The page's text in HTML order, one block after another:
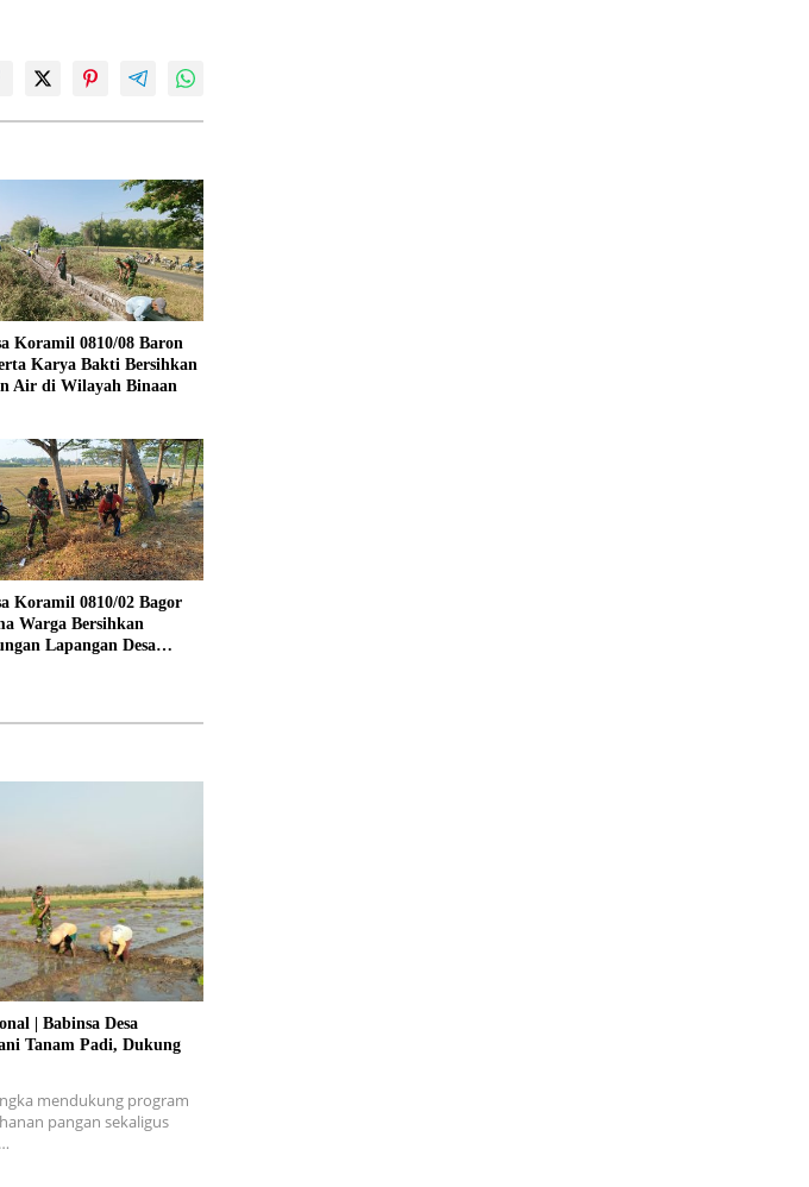
Koramil 0810/08 Baron
Karya Bakti Bersihkan
Air di Wilayah Binaan
Koramil 0810/02 Bagor
Warga Bersihkan
Lapangan Desa
| Babinsa Desa
Tanam Padi, Dukung
mendukung program
pangan sekaligus